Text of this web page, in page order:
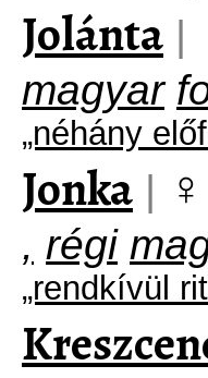
Jolánta |
magyar
„néhány
Jonka | ♀
, régi
„rendkívül